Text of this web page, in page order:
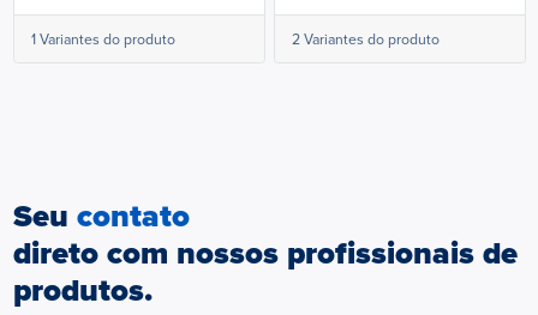
irregulares ou planas. A escova
apresenta filamentos de nylon
1 Variantes do produto
Os desenhos de escova de copo
proporcionam desempenho
2 Variantes do produto
Seu contato
direto com nossos profissionais de
produtos.